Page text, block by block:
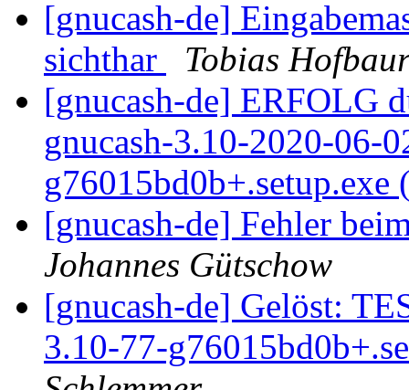
[gnucash-de]
sichthar
Tobias
[gnucash-de] ERFOLG
gnucash-3.10-2020-06-
[gnucash-de] Fehler
Johannes Gütschow
[gnucash-de] Gelöst:
3.10-77-